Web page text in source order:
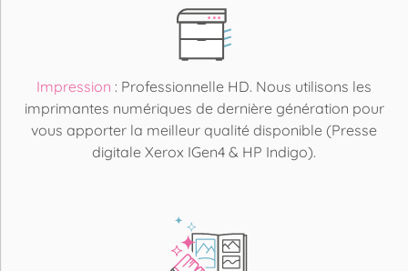
Impression : Professionnelle HD. Nous utilisons les
imprimantes numériques de dernière génération pour
vous apporter la meilleur qualité disponible (Presse
digitale Xerox IGen4 & HP Indigo).